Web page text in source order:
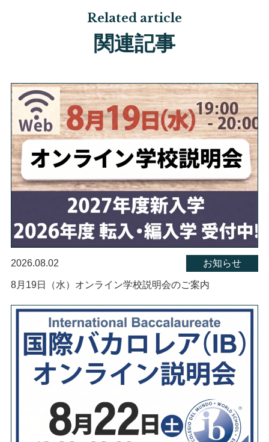
Related article
関連記事
2026.08.02 お知らせ
8月19日（水）オンライン学校説明会のご案内